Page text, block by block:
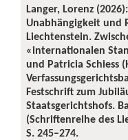
Langer, Lorenz
Unabhängigkeit und
Liechtenstein.
«internationalen
und Patricia Schiess
Festschrift zum
Staatsgerichtshofs.
(Schriftenreihe des
S. 245–274.